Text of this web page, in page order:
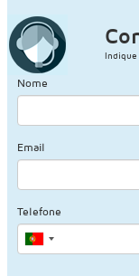
Indique
Nome
Email
Telefone